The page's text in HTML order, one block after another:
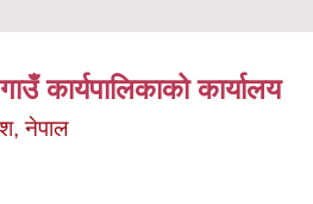
कार्यपालिकाको कार्यालय
नेपाल